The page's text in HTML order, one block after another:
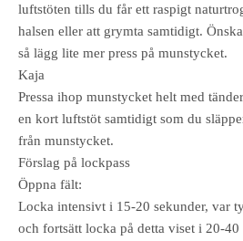
luftstöten tills du får ett raspigt
halsen eller att grymta samtidigt.
så lägg lite mer press på munstycket.
Kaja
Pressa ihop munstycket helt med
en kort luftstöt samtidigt som du
från munstycket.
Förslag på lockpass
Öppna fält:
Locka intensivt i 15-20 sekunder, var
och fortsätt locka på detta viset i 20-40